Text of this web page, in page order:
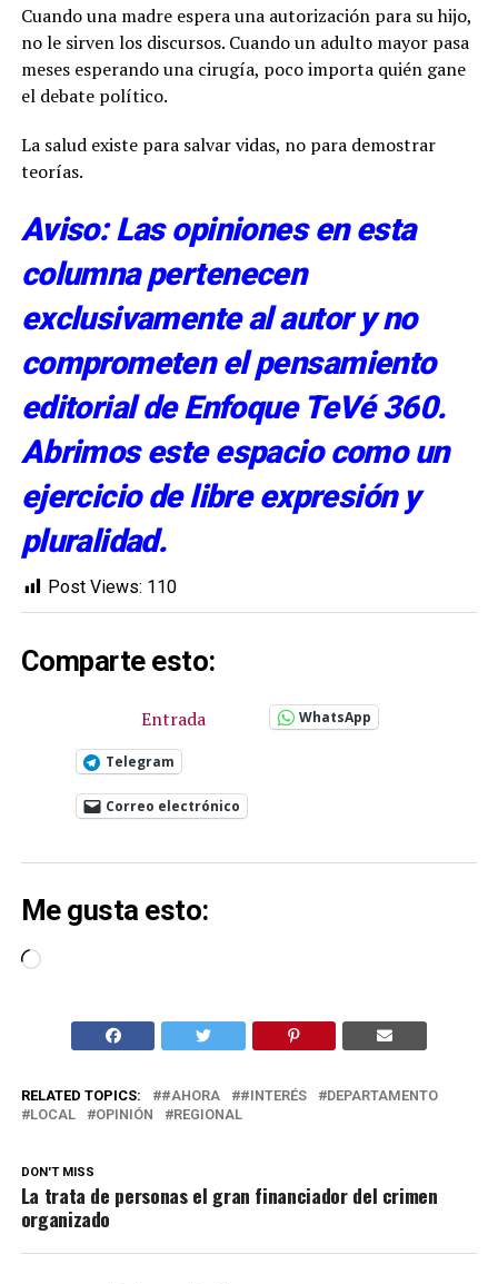
Cuando una madre espera una autorización para su hijo,
no le sirven los discursos. Cuando un adulto mayor pasa
meses esperando una cirugía, poco importa quién gane
el debate político.
La salud existe para salvar vidas, no para demostrar
teorías.
Aviso: Las opiniones en esta
columna pertenecen
exclusivamente al autor y no
comprometen el pensamiento
editorial de Enfoque TeVé 360.
Abrimos este espacio como un
ejercicio de libre expresión y
pluralidad.
Post Views: 110
Comparte esto:
Entrada WhatsApp
Telegram
Correo electrónico
Me gusta esto:
Cargando...
RELATED TOPICS: #AHORA #INTERÉS
DEPARTAMENTO
LOCAL
OPINIÓN REGIONAL
DON'T MISS
La trata de personas el gran financiador del crimen
organizado